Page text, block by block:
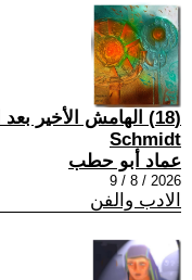
Schmidt
عماد أبو حطب
2026 / 8 / 9
الادب والفن